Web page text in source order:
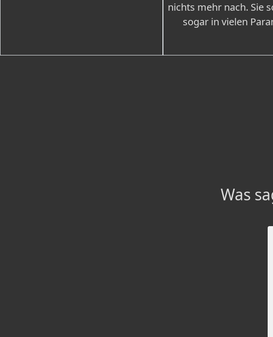
nichts mehr nach. Sie
sogar in vielen
Was